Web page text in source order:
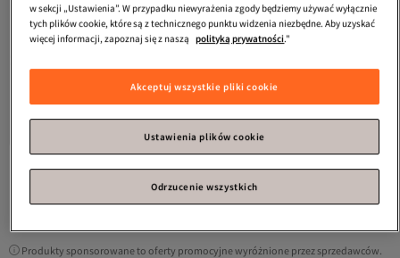
Botki Damskie Granatowe
Najniższa cena od 30 dni
Produkty sponsorowane to oferty promocyjne wyróżnione przez sprzedawców.
w sekcji „Ustawienia”. W przypadku niewyrażenia zgody będziemy używać wyłącznie
tych plików cookie, które są z technicznego punktu widzenia niezbędne. Aby uzyskać
więcej informacji, zapoznaj się z naszą polityką prywatności."
Akceptuj wszystkie pliki cookie
Ustawienia plików cookie
Odrzucenie wszystkich